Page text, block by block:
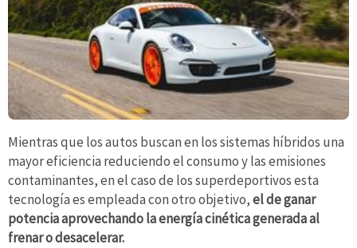
Mientras que los autos buscan en los sistemas híbridos una
mayor eficiencia reduciendo el consumo y las emisiones
contaminantes, en el caso de los superdeportivos esta
tecnología es empleada con otro objetivo,el de ganar
potencia aprovechando la energía cinética generada al
frenar o desacelerar.